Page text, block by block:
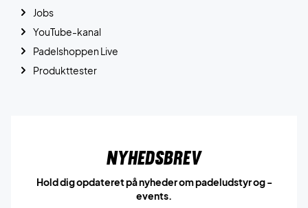
Jobs
YouTube-kanal
Padelshoppen Live
Produkttester
Nyhedsbrev
Hold dig opdateret på nyheder om padeludstyr og -
events.